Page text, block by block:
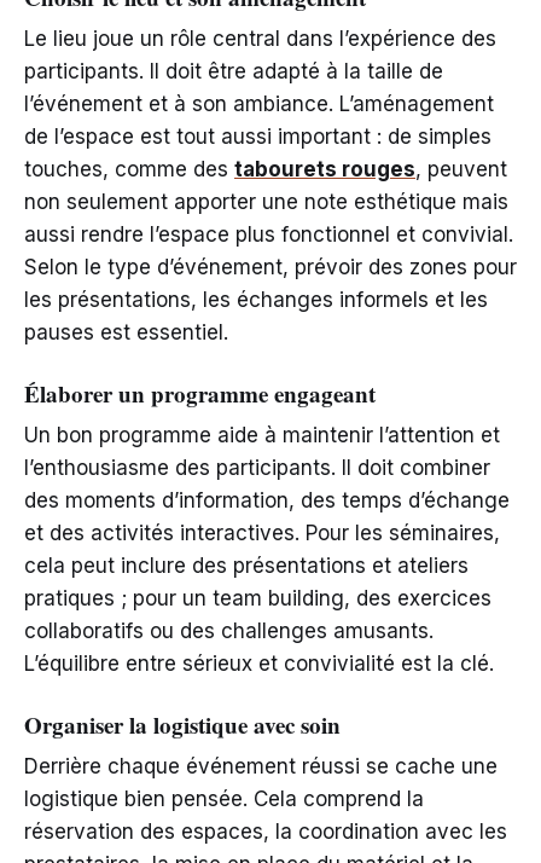
Le lieu joue un rôle central dans l’expérience des
participants. Il doit être adapté à la taille de
l’événement et à son ambiance. L’aménagement
de l’espace est tout aussi important : de simples
touches, comme des tabourets rouges, peuvent
non seulement apporter une note esthétique mais
aussi rendre l’espace plus fonctionnel et convivial.
Selon le type d’événement, prévoir des zones pour
les présentations, les échanges informels et les
pauses est essentiel.
Élaborer un programme engageant
Un bon programme aide à maintenir l’attention et
l’enthousiasme des participants. Il doit combiner
des moments d’information, des temps d’échange
et des activités interactives. Pour les séminaires,
cela peut inclure des présentations et ateliers
pratiques ; pour un team building, des exercices
collaboratifs ou des challenges amusants.
L’équilibre entre sérieux et convivialité est la clé.
Organiser la logistique avec soin
Derrière chaque événement réussi se cache une
logistique bien pensée. Cela comprend la
réservation des espaces, la coordination avec les